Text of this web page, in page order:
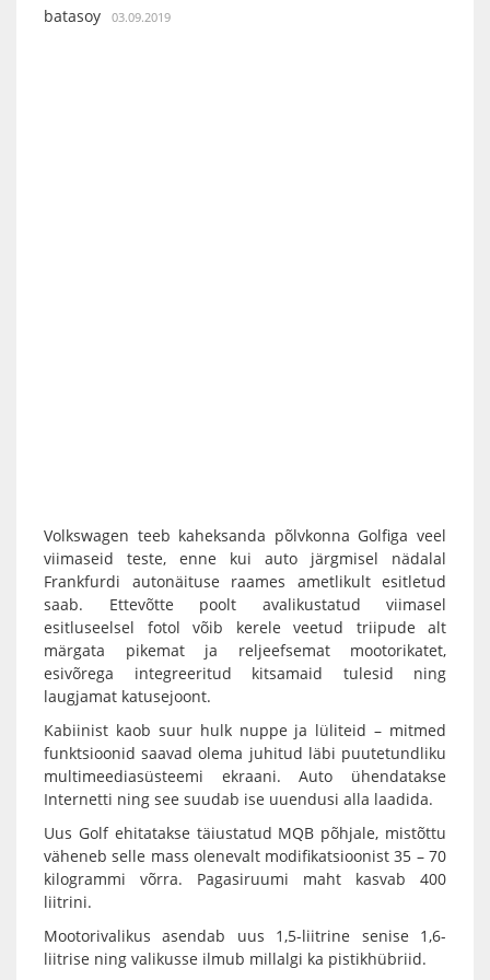
batasoy 03.09.2019
Volkswagen teeb kaheksanda põlvkonna Golfiga veel
viimaseid teste, enne kui auto järgmisel nädalal
Frankfurdi autonäituse raames ametlikult esitletud
saab. Ettevõtte poolt avalikustatud viimasel
esitluseelsel fotol võib kerele veetud triipude alt
märgata pikemat ja reljeefsemat mootorikatet,
esivõrega integreeritud kitsamaid tulesid ning
laugjamat katusejoont.
Kabiinist kaob suur hulk nuppe ja lüliteid – mitmed
funktsioonid saavad olema juhitud läbi puutetundliku
multimeediasüsteemi ekraani. Auto ühendatakse
Internetti ning see suudab ise uuendusi alla laadida.
Uus Golf ehitatakse täiustatud MQB põhjale, mistõttu
väheneb selle mass olenevalt modifikatsioonist 35 – 70
kilogrammi võrra. Pagasiruumi maht kasvab 400
liitrini.
Mootorivalikus asendab uus 1,5-liitrine senise 1,6-
liitrise ning valikusse ilmub millalgi ka pistikhübriid.